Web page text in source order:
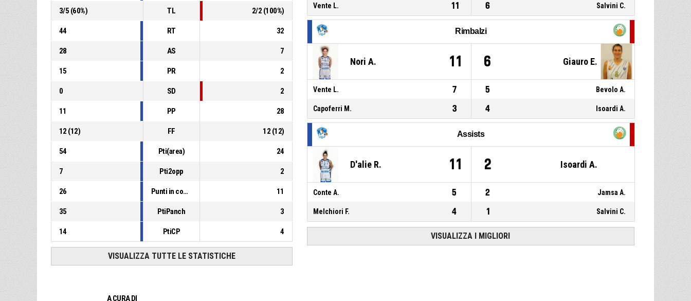
22, Vente L.,
sbagliato
P4
00:41
, Fallo subito P400:54
3/5 (60%) TL 2/2 (100%)
44 RT 32
28 AS 7
15 PR 2
0 SD 2
11 PP 28
12 (12) FF 12 (12)
54 Pti(area) 24
7 Pti2opp 2
26 Punti in contropiede 11
35 PtiPanch 3
14 PtiCP 4
VISUALIZZA TUTTE LE STATISTICHE
Vente L. 11 6 Salvini C.
Rimbalzi
Nori A. 11 6 Giauro E.
Vente L. 7 5 Bevolo A.
Capoferri M. 3 4 Isoardi A.
Assists
D'alie R. 11 2 Isoardi A.
Conte A. 5 2 Jamsa A.
Melchiori F. 4 1 Salvini C.
VISUALIZZA I MIGLIORI
A CURA DI